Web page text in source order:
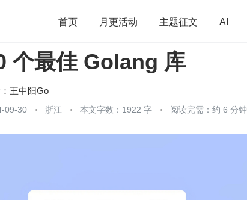
首页 月更活动 主题征文 AI
架构 OpenHarmony 算法
团队管理
个最佳 Golang 库
王中阳Go
09-30 浙江 本文字数：1922 字 阅读完需：约 6 分钟